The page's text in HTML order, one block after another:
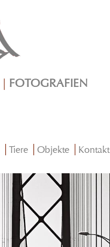
FOTOGRAFIEN
Tiere Objekte Kontakt